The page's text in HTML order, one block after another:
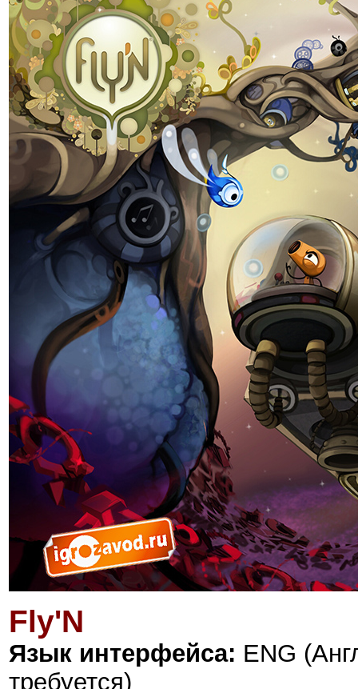
Fly'N
Язык интерфейса: ENG
требуется)